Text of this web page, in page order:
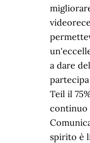
a dare
Teil il
continuo
spirito è